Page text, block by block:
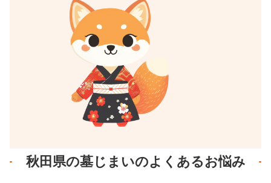
秋田県の墓じまいのよくあるお悩み